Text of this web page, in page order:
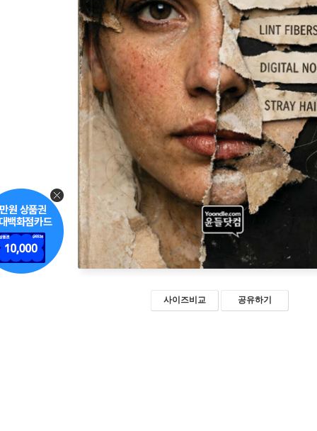
사이즈비교 공유하기